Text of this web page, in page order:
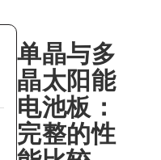
单晶与多
晶太阳能
电池板：
完整的性